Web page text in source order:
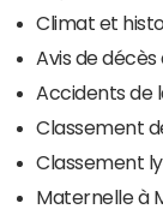
Climat et
Avis de
Accidents de
Classement
Classement
Maternelle à